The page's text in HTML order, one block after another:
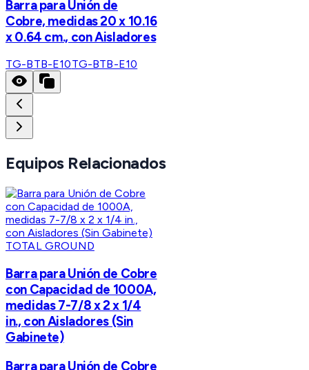
Barra para Unión de
Cobre, medidas 20 x 10.16
x 0.64 cm., con Aisladores
TG-BTB-E10TG-BTB-E10
Equipos Relacionados
TOTAL GROUND
Barra para Unión de Cobre
con Capacidad de 1000A,
medidas 7-7/8 x 2 x 1/4
in., con Aisladores (Sin
Gabinete)
Barra para Unión de Cobre